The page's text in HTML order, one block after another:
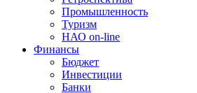
Промышленность
Туризм
НАО on-line
Финансы
Бюджет
Инвестиции
Банки